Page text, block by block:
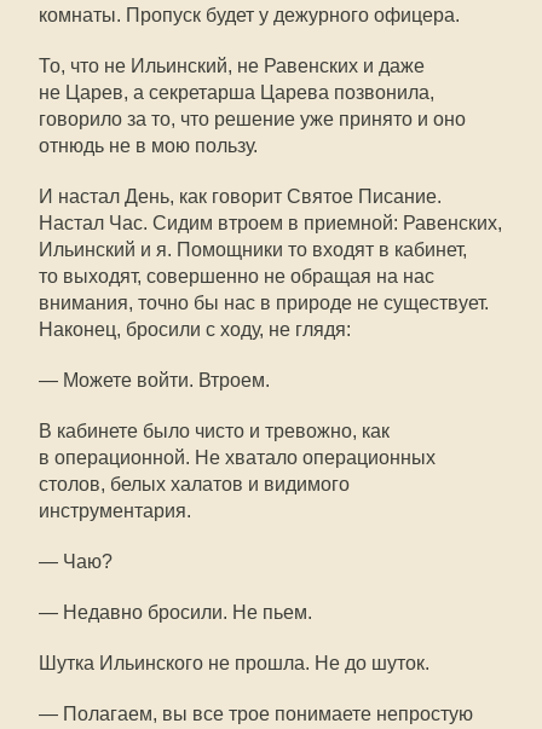
комнаты. Пропуск будет у дежурного офицера.
То, что не Ильинский, не Равенских и даже
не Царев, а секретарша Царева позвонила,
говорило за то, что решение уже принято и оно
отнюдь не в мою пользу.
И настал День, как говорит Святое Писание.
Настал Час. Сидим втроем в приемной: Равенских,
Ильинский и я. Помощники то входят в кабинет,
то выходят, совершенно не обращая на нас
внимания, точно бы нас в природе не существует.
Наконец, бросили с ходу, не глядя:
— Можете войти. Втроем.
В кабинете было чисто и тревожно, как
в операционной. Не хватало операционных
столов, белых халатов и видимого
инструментария.
— Чаю?
— Недавно бросили. Не пьем.
Шутка Ильинского не прошла. Не до шуток.
— Полагаем, вы все трое понимаете непростую